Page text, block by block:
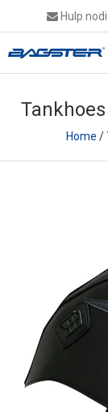
Hulp
Home /